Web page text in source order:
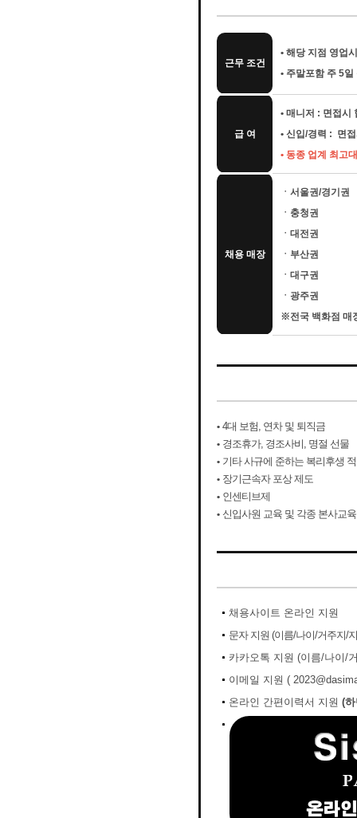
근무 조건
• 해당 지점 영업
• 주말포함 주 5일
급 여
• 매니저 : 면접시
• 신입/경력 : 면
• 동종 업계 최고
채용 매장
ㆍ서울권/경기권
ㆍ충청권
ㆍ대전권
ㆍ부산권
ㆍ대구권
ㆍ광주권
※전국 백화점 매
• 4대 보험, 연차 및 퇴직금
• 경조휴가, 경조사비, 명절 선물
• 기타 사규에 준하는 복리후생
• 장기근속자 포상 제도
• 인센티브제
• 신입사원 교육 및 각종 본사교
채용사이트 온라인 지원
문자 지원 (이름/나이/거주지/
카카오톡 지원 (이름/나이/
이메일 지원 (
온라인 간편이력서 지원 (